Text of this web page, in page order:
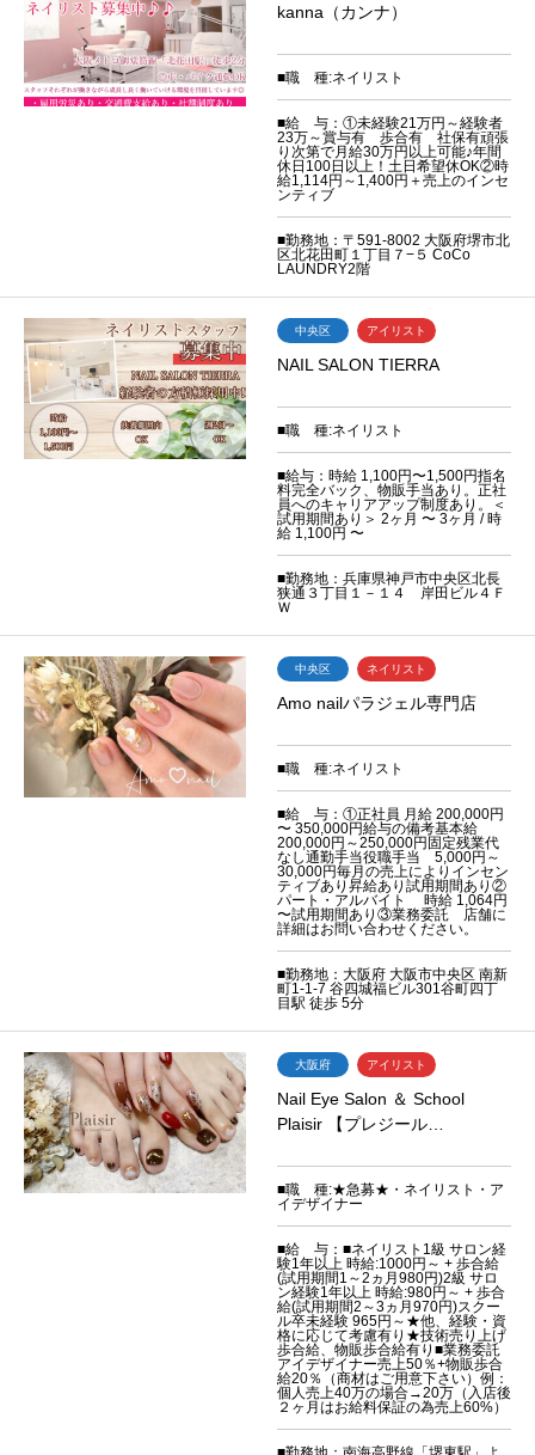
kanna（カンナ）
■職 種:ネイリスト
■給 与：①未経験21万円～経験者
23万～賞与有 歩合有 社保有頑張
り次第で月給30万円以上可能♪年間
休日100日以上！土日希望休OK②時
給1,114円～1,400円＋売上のインセ
ンティブ
■勤務地：〒591-8002 大阪府堺市北
区北花田町１丁目７−５ CoCo
LAUNDRY2階
中央区 アイリスト
NAIL SALON TIERRA
■職 種:ネイリスト
■給与：時給 1,100円〜1,500円指名
料完全バック、物販手当あり。正社
員へのキャリアアップ制度あり。＜
試用期間あり＞ 2ヶ月 〜 3ヶ月 / 時
給 1,100円 〜
■勤務地：兵庫県神戸市中央区北長
狭通３丁目１－１４ 岸田ビル４Ｆ
Ｗ
中央区 ネイリスト
Amo nailパラジェル専門店
■職 種:ネイリスト
■給 与：①正社員 月給 200,000円
〜 350,000円給与の備考基本給
200,000円～250,000円固定残業代
なし通勤手当役職手当 5,000円～
30,000円毎月の売上によりインセン
ティブあり昇給あり試用期間あり②
パート・アルバイト 時給 1,064円
〜試用期間あり③業務委託 店舗に
詳細はお問い合わせください。
■勤務地：大阪府 大阪市中央区 南新
町1-1-7 谷四城福ビル301谷町四丁
目駅 徒歩 5分
大阪府 アイリスト
Nail Eye Salon ＆ School
Plaisir 【プレジール…
■職 種:★急募★・ネイリスト・ア
イデザイナー
■給 与：■ネイリスト1級 サロン経
験1年以上 時給:1000円～ + 歩合給
(試用期間1～2ヵ月980円)2級 サロ
ン経験1年以上 時給:980円～ + 歩合
給(試用期間2～3ヵ月970円)スクー
ル卒未経験 965円～★他、経験・資
格に応じて考慮有り★技術売り上げ
歩合給、物販歩合給有り■業務委託
アイデザイナー売上50％+物販歩合
給20％（商材はご用意下さい）例：
個人売上40万の場合→20万（入店後
２ヶ月はお給料保証の為売上60%）